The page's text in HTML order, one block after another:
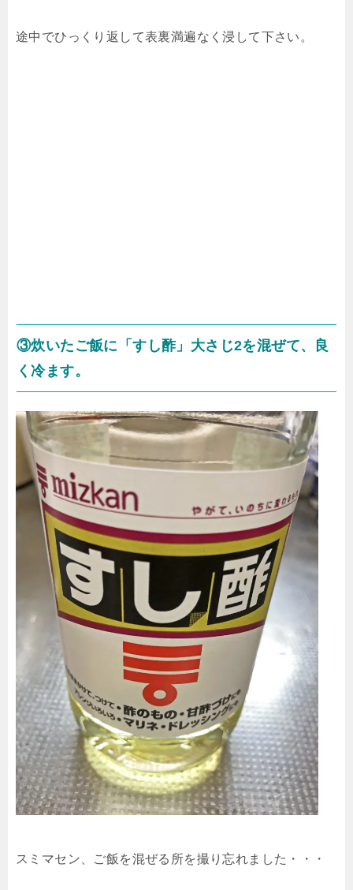
途中でひっくり返して表裏満遍なく浸して下さい。
③炊いたご飯に「すし酢」大さじ2を混ぜて、良
く冷ます。
スミマセン、ご飯を混ぜる所を撮り忘れました・・・